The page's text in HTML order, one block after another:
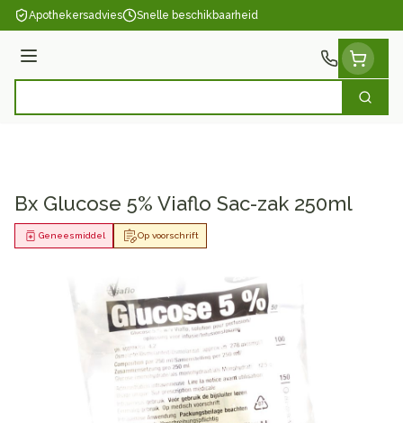
Ga naar de inhoud
Apothekersadvies Snelle beschikbaarheid
Menu
Zoek
Bx Glucose 5% Viaflo Sac-zak 250ml
Op voorschrift
Geneesmiddel